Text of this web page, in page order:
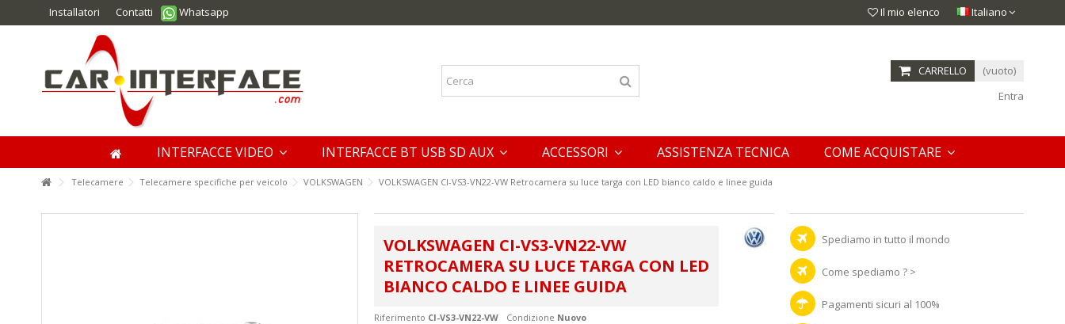
Installatori Contatti Whatsapp Italiano
Il mio elenco
CARRELLO
(vuoto)
Entra
INTERFACCE VIDEO INTERFACCE BT USB SD AUX ACCESSORI ASSISTENZA TECNICA COME ACQUISTARE
Telecamere Telecamere specifiche per veicolo VOLKSWAGEN VOLKSWAGEN CI-VS3-VN22-VW Retrocamera su luce targa con LED bianco caldo e linee guida
VOLKSWAGEN CI-VS3-VN22-VW
RETROCAMERA SU LUCE TARGA CON LED
BIANCO CALDO E LINEE GUIDA
Riferimento CI-VS3-VN22-VW Condizione Nuovo
Spediamo in tutto il mondo
Come spediamo ? >
Pagamenti sicuri al 100%